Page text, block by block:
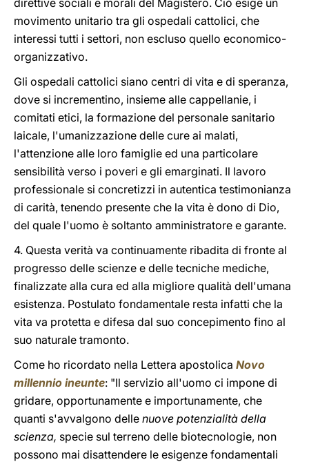
direttive sociali e morali del Magistero. Ciò esige un
movimento unitario tra gli ospedali cattolici, che
interessi tutti i settori, non escluso quello economico-
organizzativo.
Gli ospedali cattolici siano centri di vita e di speranza,
dove si incrementino, insieme alle cappellanie, i
comitati etici, la formazione del personale sanitario
laicale, l'umanizzazione delle cure ai malati,
l'attenzione alle loro famiglie ed una particolare
sensibilità verso i poveri e gli emarginati. Il lavoro
professionale si concretizzi in autentica testimonianza
di carità, tenendo presente che la vita è dono di Dio,
del quale l'uomo è soltanto amministratore e garante.
4. Questa verità va continuamente ribadita di fronte al
progresso delle scienze e delle tecniche mediche,
finalizzate alla cura ed alla migliore qualità dell'umana
esistenza. Postulato fondamentale resta infatti che la
vita va protetta e difesa dal suo concepimento fino al
suo naturale tramonto.
Come ho ricordato nella Lettera apostolica Novo
millennio ineunte: "Il servizio all'uomo ci impone di
gridare, opportunamente e importunamente, che
quanti s'avvalgono delle nuove potenzialità della
scienza, specie sul terreno delle biotecnologie, non
possono mai disattendere le esigenze fondamentali